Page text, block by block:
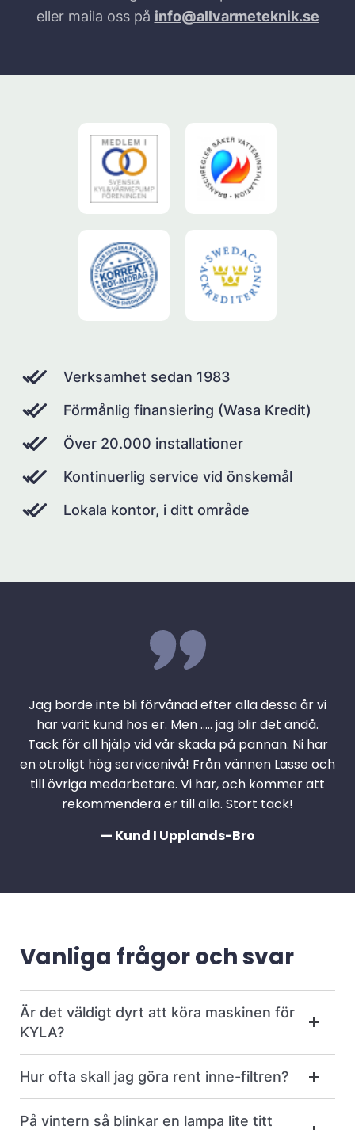
eller maila oss på info@allvarmeteknik.se
Verksamhet sedan 1983
Förmånlig finansiering (Wasa Kredit)
Över 20.000 installationer
Kontinuerlig service vid önskemål
Lokala kontor, i ditt område
Jag borde inte bli förvånad efter alla dessa år vi
har varit kund hos er. Men ….. jag blir det ändå.
Tack för all hjälp vid vår skada på pannan. Ni har
en otroligt hög servicenivå! Från vännen Lasse och
till övriga medarbetare. Vi har, och kommer att
rekommendera er till alla. Stort tack!
— Kund I Upplands-Bro
Vanliga frågor och svar
Är det väldigt dyrt att köra maskinen för
KYLA?
Hur ofta skall jag göra rent inne-filtren?
På vintern så blinkar en lampa lite titt